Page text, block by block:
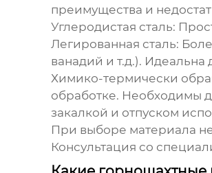
преимущества и
Углеродистая сталь:
Легированная сталь:
ванадий и т.д.).
Химико-термически
обработке. Необходимы
закалкой и отпуском
При выборе материала
Консультация со